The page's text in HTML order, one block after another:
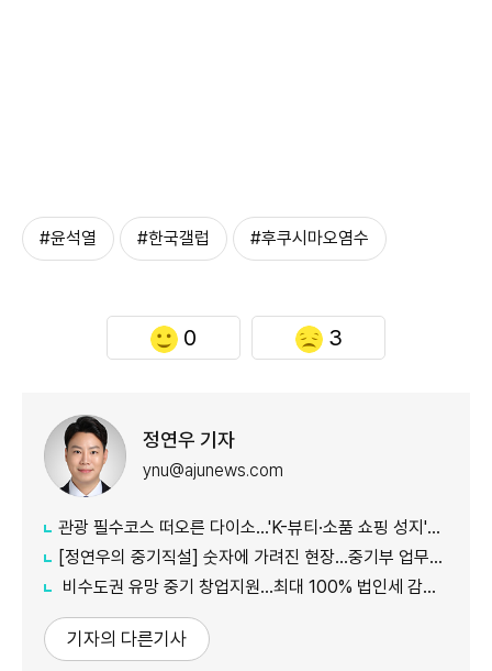
#윤석열 #한국갤럽 #후쿠시마오염수
0 3
정연우 기자
ynu@ajunews.com
관광 필수코스 떠오른 다이소...'K-뷰티·소품 쇼핑 성지'로 등극
[정연우의 중기직설] 숫자에 가려진 현장...중기부 업무보고의 그늘
비수도권 유망 중기 창업지원...최대 100% 법인세 감면 나서
기자의 다른기사